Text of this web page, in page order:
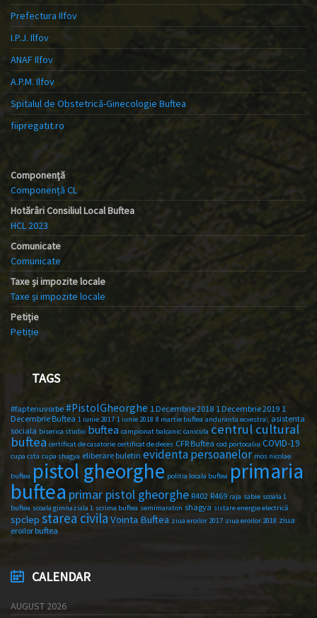
Prefectura Ilfov
I.P.J. Ilfov
ANAF Ilfov
A.P.M. Ilfov
Spitalul de Obstetrică-Ginecologie Buftea
fiipregatit.ro
Componență
Componență CL
Hotărâri Consiliul Local Buftea
HCL 2023
Comunicate
Comunicate
Taxe și impozite locale
Taxe și impozite locale
Petiție
Petiție
TAGS
#faptenuvorbe #PistolGheorghe 1 Decembrie 2018 1 Decembrie 2019 1
Decembrie Buftea 1 iunie 2017 1 iunie 2018 8 martie buftea anduranta ecvestra\ asistenta
sociala biserica studio buftea campionat balcanic canicula centrul cultural
buftea certificat de casatorie certificat de deces CFR Buftea cod portocaliu COVID-19
cupa csta cupa shagya eliberare buletin evidenta persoanelor mos nicolae
buftea pistol gheorghe politia locala buftea primaria
buftea primar pistol gheorghe R402 R469 raja sabie scoala 1
buftea scoala gimnaziala 1 scrima buftea semimaraton shagya sistare energie electrică
spclep starea civila Vointa Buftea ziua eroilor 2017 ziua eroilor 2018 ziua
eroilor buftea
CALENDAR
AUGUST 2026